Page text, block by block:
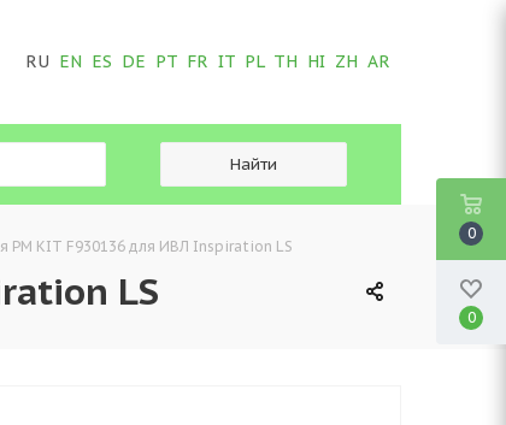
RU EN ES DE PT FR IT PL TH HI ZH AR
PM KIT F930136 для ИВЛ Inspiration LS
LS
0
0